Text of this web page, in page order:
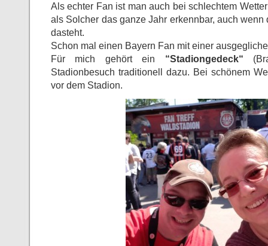
Als echter Fan ist man auch bei schlechtem
als Solcher das ganze Jahr erkennbar, auch wenn
dasteht.
Schon mal einen Bayern Fan mit einer
Für mich gehört ein “Stadiongedeck“
Stadionbesuch traditionell dazu. Bei schönem
vor dem Stadion.